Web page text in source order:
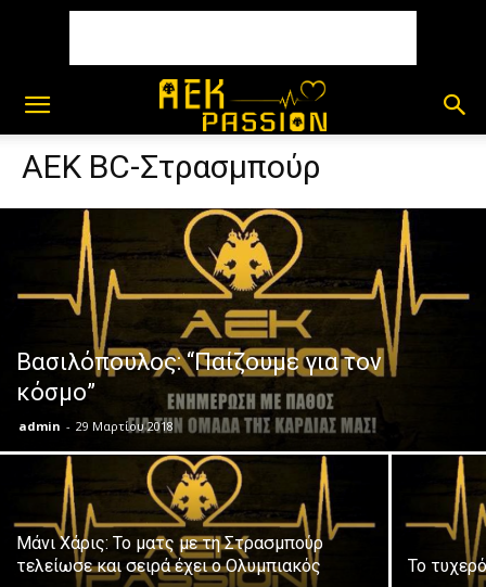
AEK BC-Στρασμπούρ
Βασιλόπουλος: “Παίζουμε για τον
κόσμο”
admin - 29 Μαρτίου 2018
Μάνι Χάρις: Το ματς με τη Στρασμπούρ
τελείωσε και σειρά έχει ο Ολυμπιακός
Το